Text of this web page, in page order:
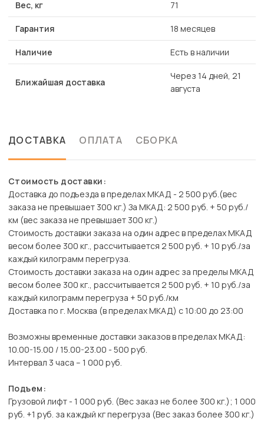
Вес, кг 71
Гарантия 18 месяцев
Наличие Есть в наличии
Ближайшая доставка
Через 14 дней, 21
августа
ДОСТАВКА ОПЛАТА СБОРКА
Стоимость доставки:
Доставка до подъезда в пределах МКАД - 2 500 руб.(вес
заказа не превышает 300 кг.) За МКАД: 2 500 руб. + 50 руб./
км (вес заказа не превышает 300 кг.)
Стоимость доставки заказа на один адрес в пределах МКАД
весом более 300 кг., рассчитывается 2 500 руб. + 10 руб./за
каждый килограмм перегруза.
Стоимость доставки заказа на один адрес за пределы МКАД
весом более 300 кг., рассчитывается 2 500 руб. + 10 руб./за
каждый килограмм перегруза + 50 руб./км
Доставка по г. Москва (в пределах МКАД) с 10:00 до 23:00
Возможны временные доставки заказов в пределах МКАД:
10.00-15.00 / 15.00-23.00 - 500 руб.
Интервал 3 часа – 1 000 руб.
Подъем:
Грузовой лифт - 1 000 руб. (Вес заказ не более 300 кг.); 1 000
руб. +1 руб. за каждый кг перегруза (Вес заказ более 300 кг.)